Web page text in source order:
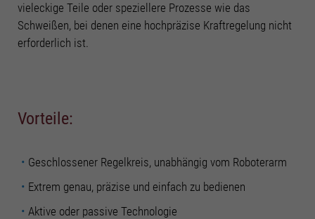
vieleckige Teile oder speziellere Prozesse wie das
Schweißen, bei denen eine hochpräzise Kraftregelung nicht
erforderlich ist.
Vorteile:
­Geschlossener Regelkreis, unabhängig vom Roboterarm
Extrem genau, präzise und einfach zu bedienen
Aktive oder passive Technologie